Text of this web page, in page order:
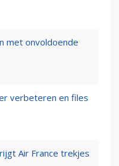
met onvoldoende
verbeteren en files
Air France trekjes